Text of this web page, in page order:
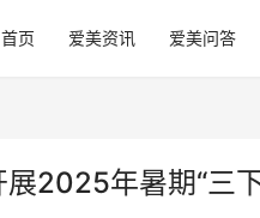
首页 爱美资讯 爱美问答
2025年暑期“三